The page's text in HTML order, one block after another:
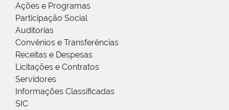
Ações e Programas
Participação Social
Auditorias
Convênios e Transferências
Receitas e Despesas
Licitações e Contratos
Servidores
Informações Classificadas
SIC